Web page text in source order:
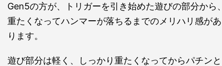
Gen5の方が、トリガーを引き始めた遊びの部分から
重たくなってハンマーが落ちるまでのメリハリ感があ
ります。
遊び部分は軽く、しっかり重たくなってからパチンと